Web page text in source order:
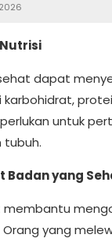
dapat
untuk
tubuh.
Badan yang
Orang yang